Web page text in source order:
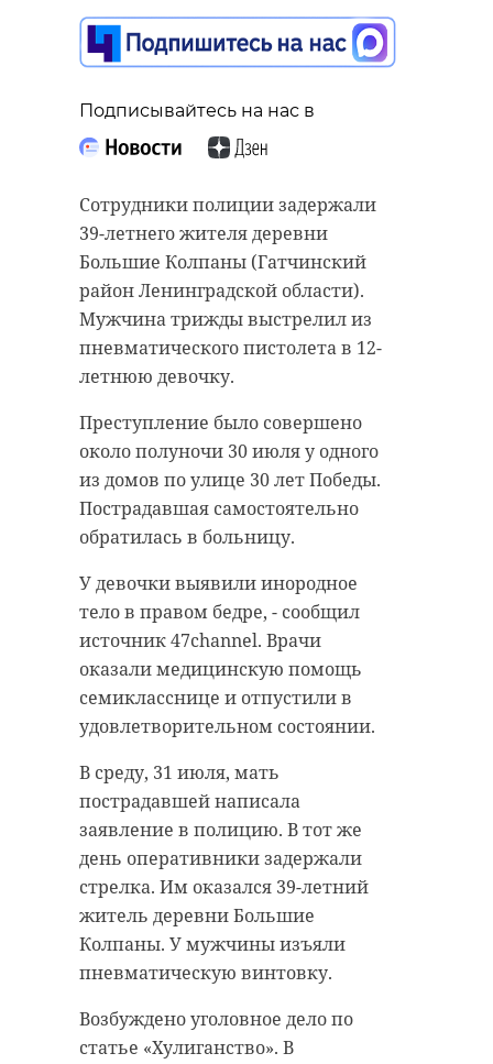
Подписывайтесь на нас в
Сотрудники полиции задержали
39-летнего жителя деревни
Большие Колпаны (Гатчинский
район Ленинградской области).
Мужчина трижды выстрелил из
пневматического пистолета в 12-
летнюю девочку.
Преступление было совершено
около полуночи 30 июля у одного
из домов по улице 30 лет Победы.
Пострадавшая самостоятельно
обратилась в больницу.
У девочки выявили инородное
тело в правом бедре, - сообщил
источник 47channel. Врачи
оказали медицинскую помощь
семикласснице и отпустили в
удовлетворительном состоянии.
В среду, 31 июля, мать
пострадавшей написала
заявление в полицию. В тот же
день оперативники задержали
стрелка. Им оказался 39-летний
житель деревни Большие
Колпаны. У мужчины изъяли
пневматическую винтовку.
Возбуждено уголовное дело по
статье «Хулиганство». В